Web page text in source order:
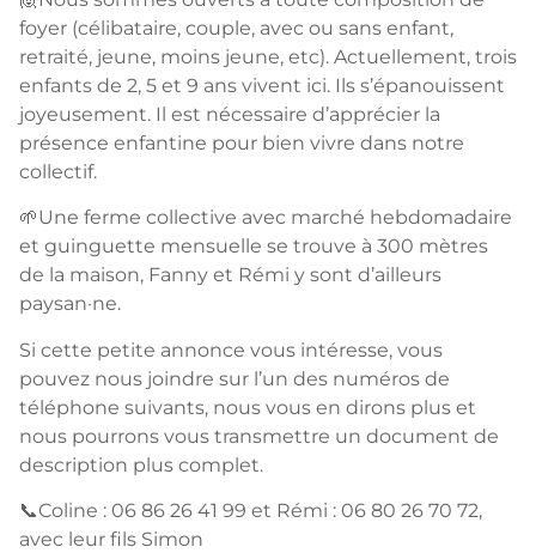
foyer (célibataire, couple, avec ou sans enfant,
retraité, jeune, moins jeune, etc). Actuellement, trois
enfants de 2, 5 et 9 ans vivent ici. Ils s’épanouissent
joyeusement. Il est nécessaire d’apprécier la
présence enfantine pour bien vivre dans notre
collectif.
🌱Une ferme collective avec marché hebdomadaire
et guinguette mensuelle se trouve à 300 mètres
de la maison, Fanny et Rémi y sont d’ailleurs
paysan·ne.
Si cette petite annonce vous intéresse, vous
pouvez nous joindre sur l’un des numéros de
téléphone suivants, nous vous en dirons plus et
nous pourrons vous transmettre un document de
description plus complet.
📞Coline : 06 86 26 41 99 et Rémi : 06 80 26 70 72,
avec leur fils Simon